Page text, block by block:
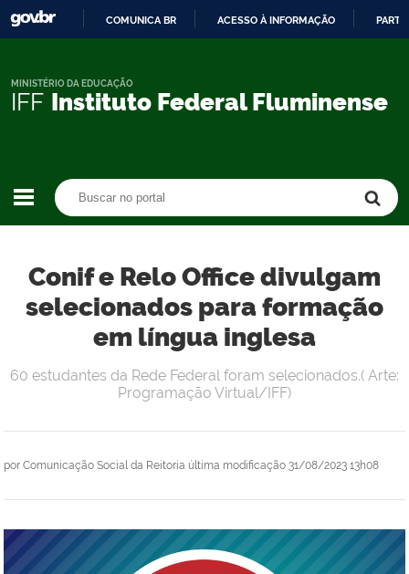
CONTEÚDO
COMUNICA BR ACESSO À INFORMAÇÃO
IFF Instituto Federal Fluminense
MINISTÉRIO DA EDUCAÇÃO
Conif e Relo Office divulgam
selecionados para formação
em língua inglesa
por Comunicação Social da Reitoria última modificação 31/08/2023 13h08
60 estudantes da Rede Federal foram selecionados.( Arte:
Programação Virtual/IFF)